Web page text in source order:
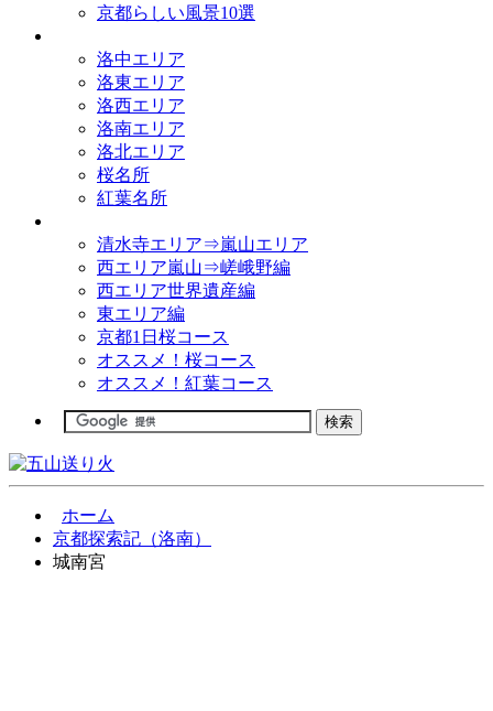
京都らしい風景10選
洛中エリア
洛東エリア
洛西エリア
洛南エリア
洛北エリア
桜名所
紅葉名所
清水寺エリア⇒嵐山エリア
西エリア嵐山⇒嵯峨野編
西エリア世界遺産編
東エリア編
京都1日桜コース
オススメ！桜コース
オススメ！紅葉コース
ホーム
京都探索記（洛南）
城南宮